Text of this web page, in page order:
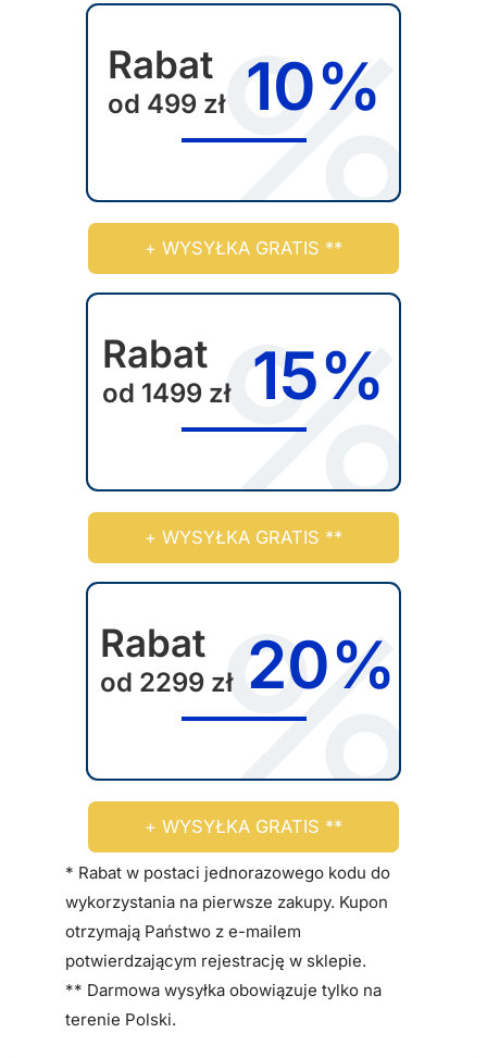
a
r
i
ó
p
c
j
o
ż
y
b
r
n
t
r
o
n
i
e
Rabat
od 499 zł 10%
+ WYSYŁKA GRATIS **
Rabat
od 1499 zł 15%
+ WYSYŁKA GRATIS **
Rabat
od 2299 zł 20%
+ WYSYŁKA GRATIS **
* Rabat w postaci jednorazowego kodu do
wykorzystania na pierwsze zakupy. Kupon
otrzymają Państwo z e-mailem
potwierdzającym rejestrację w sklepie.
** Darmowa wysyłka obowiązuje tylko na
terenie Polski.